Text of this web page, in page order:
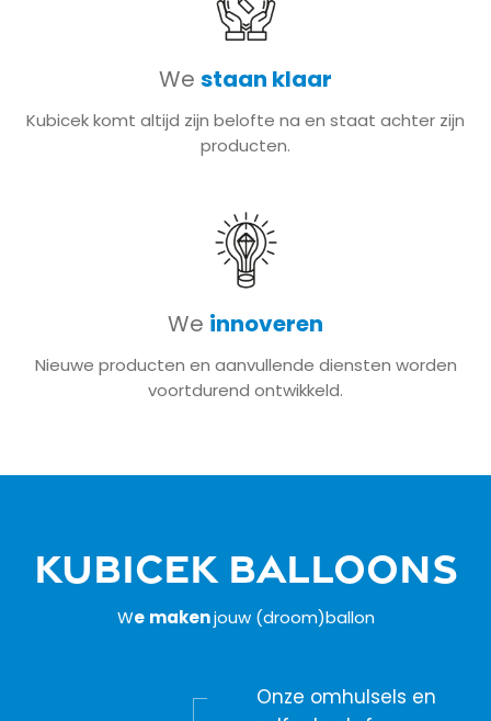
We staan klaar
Kubicek komt altijd zijn belofte na en staat achter zijn
producten.
We innoveren
Nieuwe producten en aanvullende diensten worden
voortdurend ontwikkeld.
Kubicek Balloons
We maken jouw (droom)ballon
Onze omhulsels en